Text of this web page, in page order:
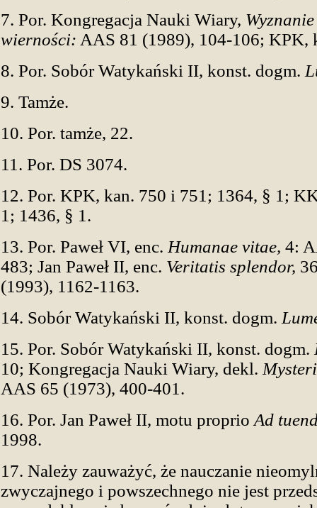
7. Por. Kongregacja Nauki Wiary,
wierności: AAS 81 (1989), 104-106; KPK,
8. Por. Sobór Watykański II, konst. dogm.
9. Tamże.
10. Por. tamże, 22.
11. Por. DS 3074.
12. Por. KPK, kan. 750 i 751; 1364, § 1;
1; 1436, § 1.
13. Por. Paweł VI, enc. Humanae vitae, 4:
483; Jan Paweł II, enc. Veritatis splendor,
(1993), 1162-1163.
14. Sobór Watykański II, konst. dogm.
15. Por. Sobór Watykański II, konst. dogm.
10; Kongregacja Nauki Wiary, dekl.
AAS 65 (1973), 400-401.
16. Por. Jan Paweł II, motu proprio Ad
1998.
17. Należy zauważyć, że nauczanie
zwyczajnego i powszechnego nie jest